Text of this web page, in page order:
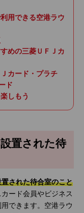
用できる空港ラウ
めの三菱ＵＦＪカ
カード・プラチ
ド
しもう
置された待
された待合室のこと
ード会員やビジネス
できます。空港ラウ